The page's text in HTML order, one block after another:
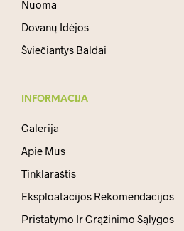
Nuoma
Dovanų Idėjos
Šviečiantys Baldai
INFORMACIJA
Galerija
Apie Mus
Tinklaraštis
Eksploatacijos Rekomendacijos
Pristatymo Ir Grąžinimo Sąlygos